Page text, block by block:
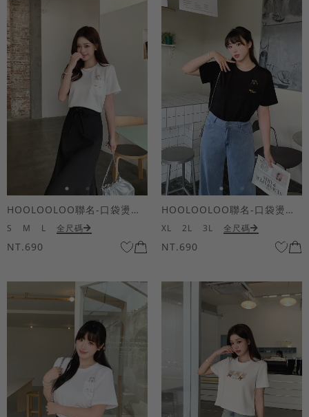
HOOLOOLOO聯名-口袋燙金KUKU熊短袖上衣
S M L 全尺碼
NT.690
HOOLOOLOO聯名-口袋燙金KUKU熊短袖上衣
XL 2L 3L 全尺碼
NT.690